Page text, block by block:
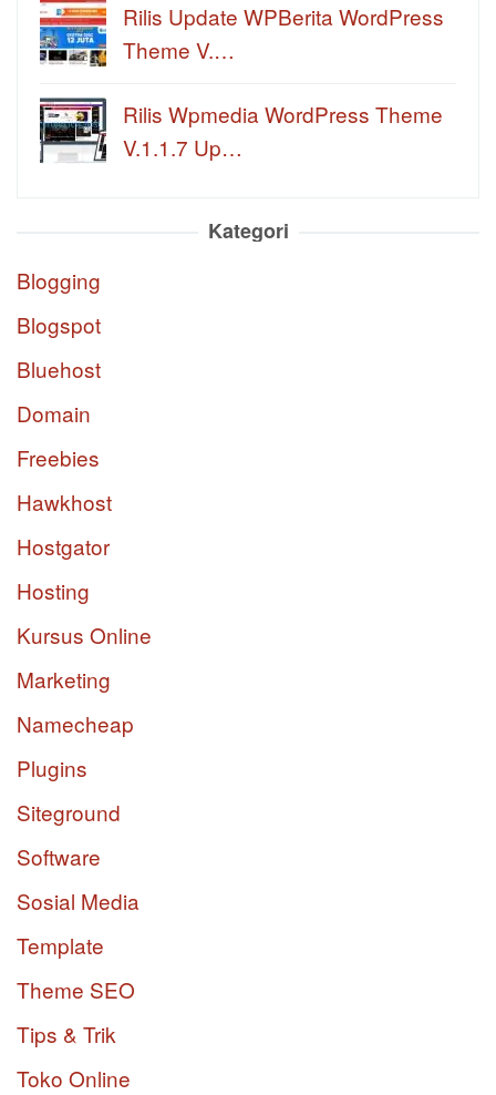
Rilis Update WPBerita WordPress
Theme V.…
Rilis Wpmedia WordPress Theme
V.1.1.7 Up…
Kategori
Blogging
Blogspot
Bluehost
Domain
Freebies
Hawkhost
Hostgator
Hosting
Kursus Online
Marketing
Namecheap
Plugins
Siteground
Software
Sosial Media
Template
Theme SEO
Tips & Trik
Toko Online